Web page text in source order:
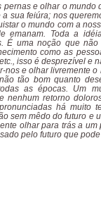
e olhar o mundo
sua feiúra; nos
o mundo com a
emanam. Toda a
É uma noção que não
como as
isso é desprezível e
nos e olhar livremente o
tão bom quanto
as épocas. Um
nenhum retorno
há muito
sem mêdo do futuro e
olhar para trás a um
pelo futuro que